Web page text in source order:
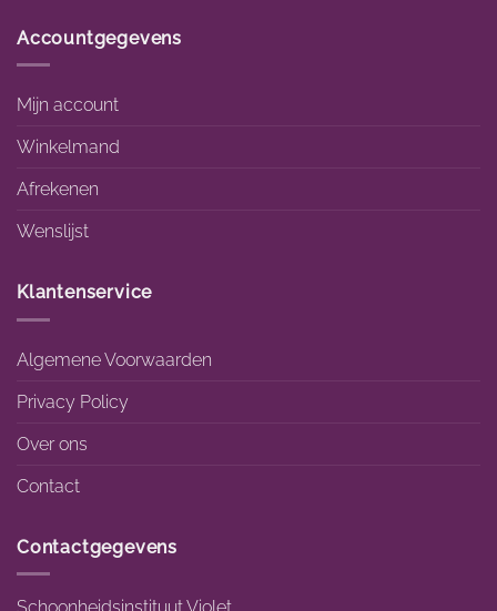
Accountgegevens
Mijn account
Winkelmand
Afrekenen
Wenslijst
Klantenservice
Algemene Voorwaarden
Privacy Policy
Over ons
Contact
Contactgegevens